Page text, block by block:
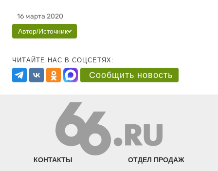
16 марта 2020
Автор/Источник
ЧИТАЙТЕ НАС В СОЦСЕТЯХ:
Сообщить новость
КОНТАКТЫ ОТДЕЛ ПРОДАЖ